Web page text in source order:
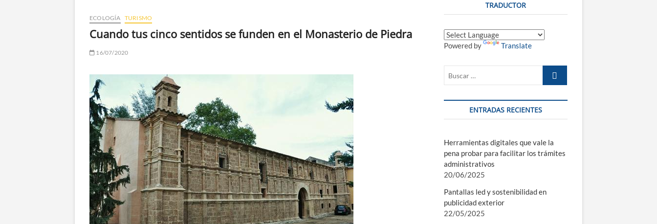
d
ECOLOGÍA TURISMO
Cuando tus cinco sentidos se funden en el Monasterio de Piedra
16/07/2020
TRADUCTOR
Powered by Translate
Buscar
ENTRADAS RECIENTES
Herramientas digitales que vale la
pena probar para facilitar los trámites
administrativos
20/06/2025
Pantallas led y sostenibilidad en
publicidad exterior
22/05/2025